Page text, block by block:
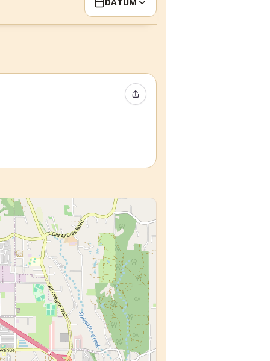
Event teilen